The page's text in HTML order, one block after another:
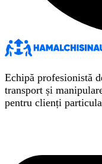
Echipă profesionistă
transport și
pentru clienți